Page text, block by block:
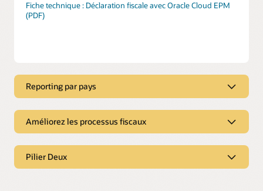
Fiche technique : Déclaration fiscale avec Oracle Cloud EPM
(PDF)
Reporting par pays
Remplissez automatiquement les données par pays
Remplissez automatiquement le modèle reporting par pays
(CbCR) directement à partir de vos systèmes ERP ou de
consolidation financière. Fournissez une transparence
Améliorez les processus fiscaux
Automatisez avec les barèmes d’imposition
Automatisez complètement les processus qui utilisent
Pilier Deux